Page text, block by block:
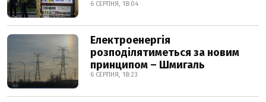
6 СЕРПНЯ, 18:04
Електроенергія
розподілятиметься за новим
принципом – Шмигаль
6 СЕРПНЯ, 18:23